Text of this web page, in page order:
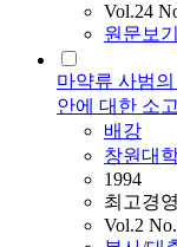
Vol.24
원문보기
마약류 사범
안에 대한 소고
배강
창원대
1994
최고경
Vol.2